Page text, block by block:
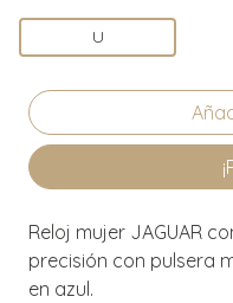
U
Reloj mujer JAGUAR
precisión con pulsera
en azul.